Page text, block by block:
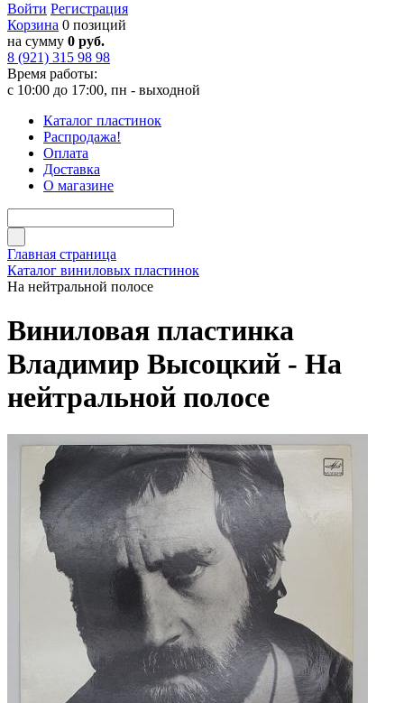
Войти Регистрация
Корзина 0 позиций
на сумму 0 руб.
8 (921) 315 98 98
Время работы:
с 10:00 до 17:00, пн - выходной
Каталог пластинок
Распродажа!
Оплата
Доставка
О магазине
Главная страница
Каталог виниловых пластинок
На нейтральной полосе
Виниловая пластинка
Владимир Высоцкий - На
нейтральной полосе